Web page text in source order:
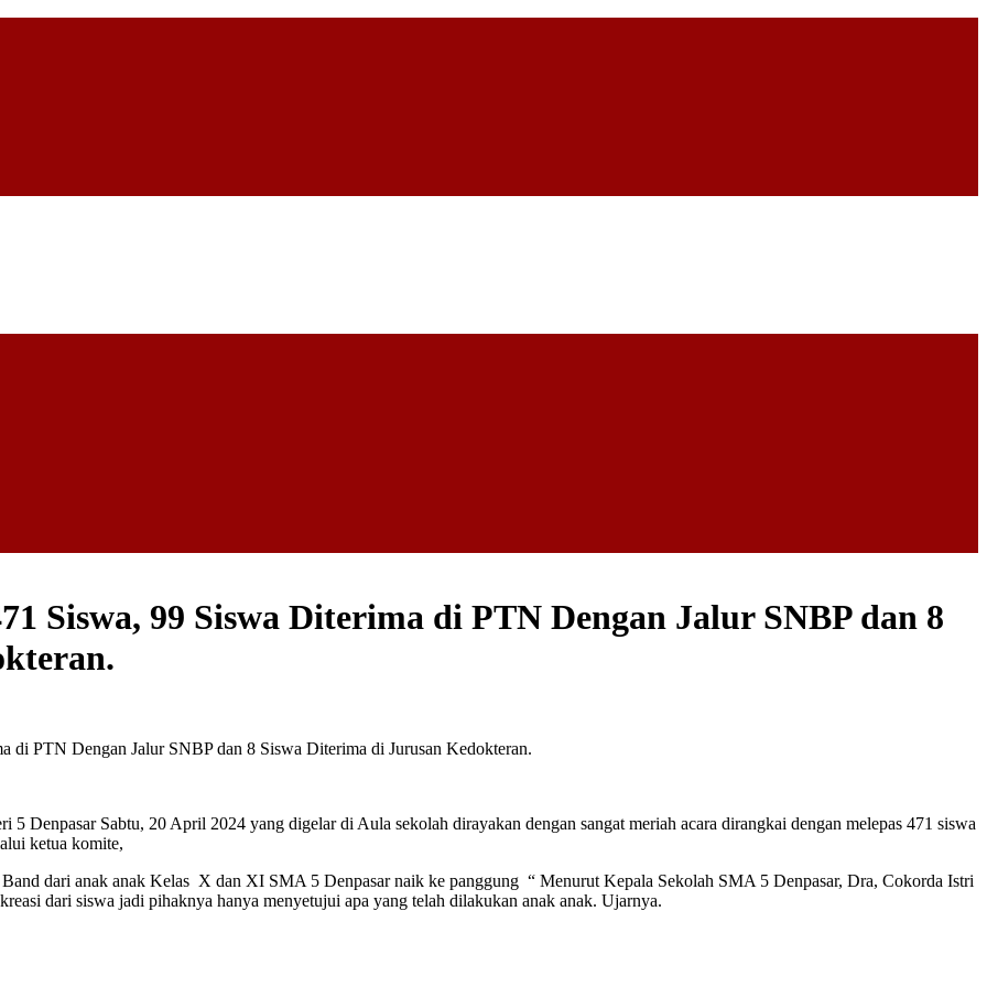
Siswa, 99 Siswa Diterima di PTN Dengan Jalur SNBP dan 8
Sabtu, 20 April 2024 yang digelar di Aula sekolah dirayakan dengan sangat meriah acara dirangkai dengan melepas 471 siswa
ketua komite,
dari anak anak Kelas X dan XI SMA 5 Denpasar naik ke panggung “ Menurut Kepala Sekolah SMA 5 Denpasar, Dra, Cokorda Istri
dari siswa jadi pihaknya hanya menyetujui apa yang telah dilakukan anak anak. Ujarnya.